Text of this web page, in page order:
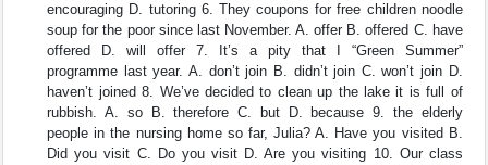
encouraging D. tutoring 6. They coupons for free children noodle
soup for the poor since last November. A. offer B. offered C. have
offered D. will offer 7. It’s a pity that I “Green Summer”
programme last year. A. don’t join B. didn’t join C. won’t join D.
haven’t joined 8. We’ve decided to clean up the lake it is full of
rubbish. A. so B. therefore C. but D. because 9. the elderly
people in the nursing home so far, Julia? A. Have you visited B.
Did you visit C. Do you visit D. Are you visiting 10. Our class